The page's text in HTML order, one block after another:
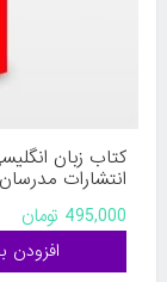
کتاب زبان
انتشارات
495,000 تومان